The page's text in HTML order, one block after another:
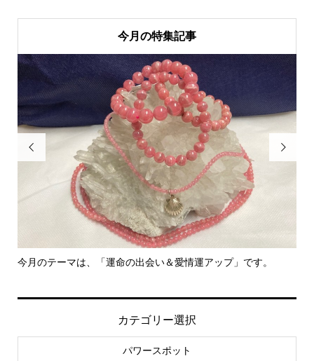
今月の特集記事

愛情運アップ」です。 里親さん募集中！

カテゴリー選択
パワースポット